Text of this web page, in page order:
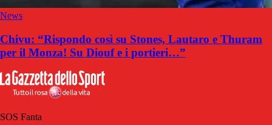
News
Chivu: “Rispondo così su Stones, Lautaro e Thuram
per il Monza! Su Diouf e i portieri…”
SOS Fanta